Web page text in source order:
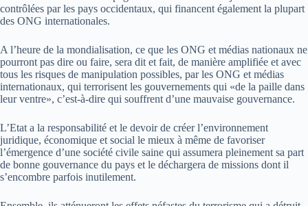
contrôlées par les pays occidentaux, qui financent également la plupart
des ONG internationales.
A l’heure de la mondialisation, ce que les ONG et médias nationaux ne
pourront pas dire ou faire, sera dit et fait, de manière amplifiée et avec
tous les risques de manipulation possibles, par les ONG et médias
internationaux, qui terrorisent les gouvernements qui «de la paille dans
leur ventre», c’est-à-dire qui souffrent d’une mauvaise gouvernance.
L’Etat a la responsabilité et le devoir de créer l’environnement
juridique, économique et social le mieux à même de favoriser
l’émergence d’une société civile saine qui assumera pleinement sa part
de bonne gouvernance du pays et le déchargera de missions dont il
s’encombre parfois inutilement.